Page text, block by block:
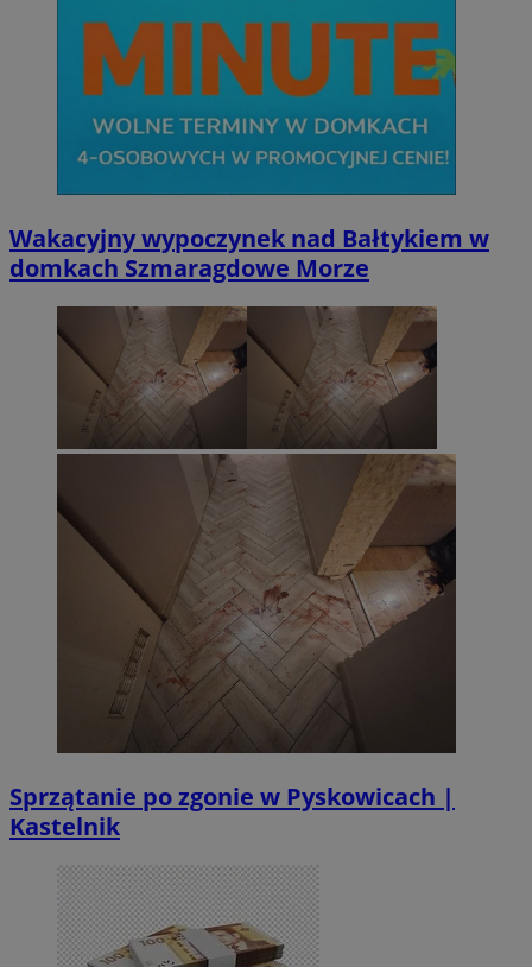
Wakacyjny wypoczynek nad Bałtykiem w
domkach Szmaragdowe Morze
Sprzątanie po zgonie w Pyskowicach |
Kastelnik